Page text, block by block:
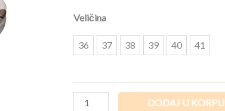
Veličina
36 37 38 39 40 41
DODAJ U KORPU